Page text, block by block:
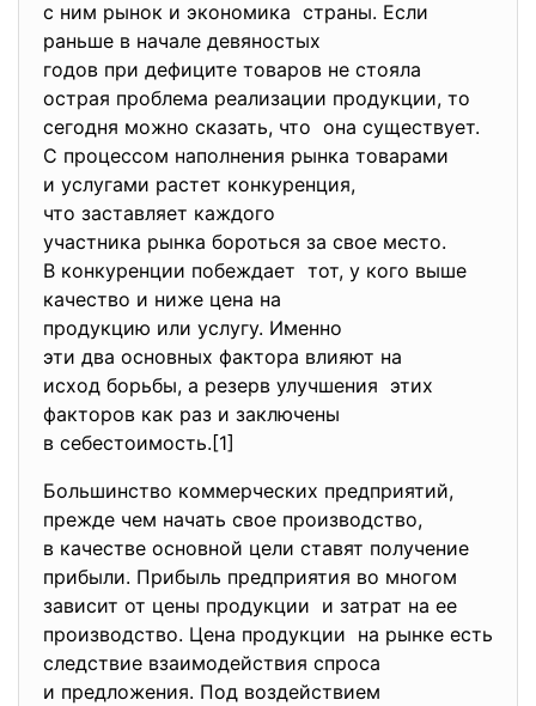
с ним рынок и экономика страны. Если
раньше в начале девяностых
годов при дефиците товаров не стояла
острая проблема реализации продукции, то
сегодня можно сказать, что она существует.
С процессом наполнения рынка товарами
и услугами растет конкуренция,
что заставляет каждого
участника рынка бороться за свое место.
В конкуренции побеждает тот, у кого выше
качество и ниже цена на
продукцию или услугу. Именно
эти два основных фактора влияют на
исход борьбы, а резерв улучшения этих
факторов как раз и заключены
в себестоимость.[1]
Большинство коммерческих предприятий,
прежде чем начать свое производство,
в качестве основной цели ставят получение
прибыли. Прибыль предприятия во многом
зависит от цены продукции и затрат на ее
производство. Цена продукции на рынке есть
следствие взаимодействия спроса
и предложения. Под воздействием